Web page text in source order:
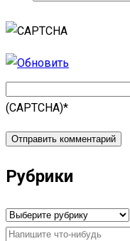
(CAPTCHA)*
Рубрики
Рубрики
Найти: